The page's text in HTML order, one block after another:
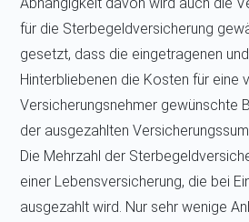
für die Sterbegeldversicherung
gesetzt, dass die eingetragenen
Hinterbliebenen die Kosten für eine
Versicherungsnehmer gewünschte
der ausgezahlten
Die Mehrzahl der
einer Lebensversicherung, die bei
ausgezahlt wird. Nur sehr wenige